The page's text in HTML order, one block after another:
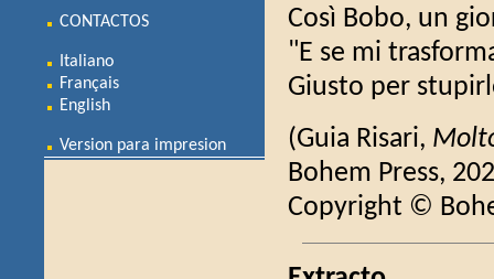
CONTACTOS
Italiano
Français
English
Version para impresion
Così Bobo, un
"E se mi
Giusto per
(Guia Risari,
Bohem Press,
Copyright ©